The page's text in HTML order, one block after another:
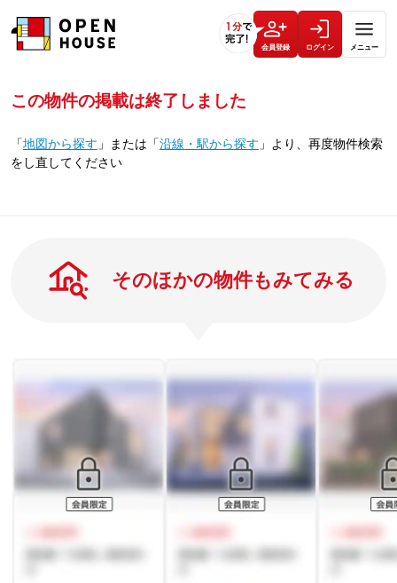
会員登録 ログイン メニュー
この物件の掲載は終了しました
「地図から探す 」 または 「沿線・駅から探す 」 より、再度物件検索
をし直してください
そのほかの物件もみてみる